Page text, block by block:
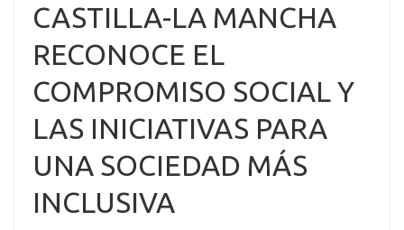
CASTILLA-LA MANCHA
RECONOCE EL
COMPROMISO SOCIAL Y
LAS INICIATIVAS PARA
UNA SOCIEDAD MÁS
INCLUSIVA